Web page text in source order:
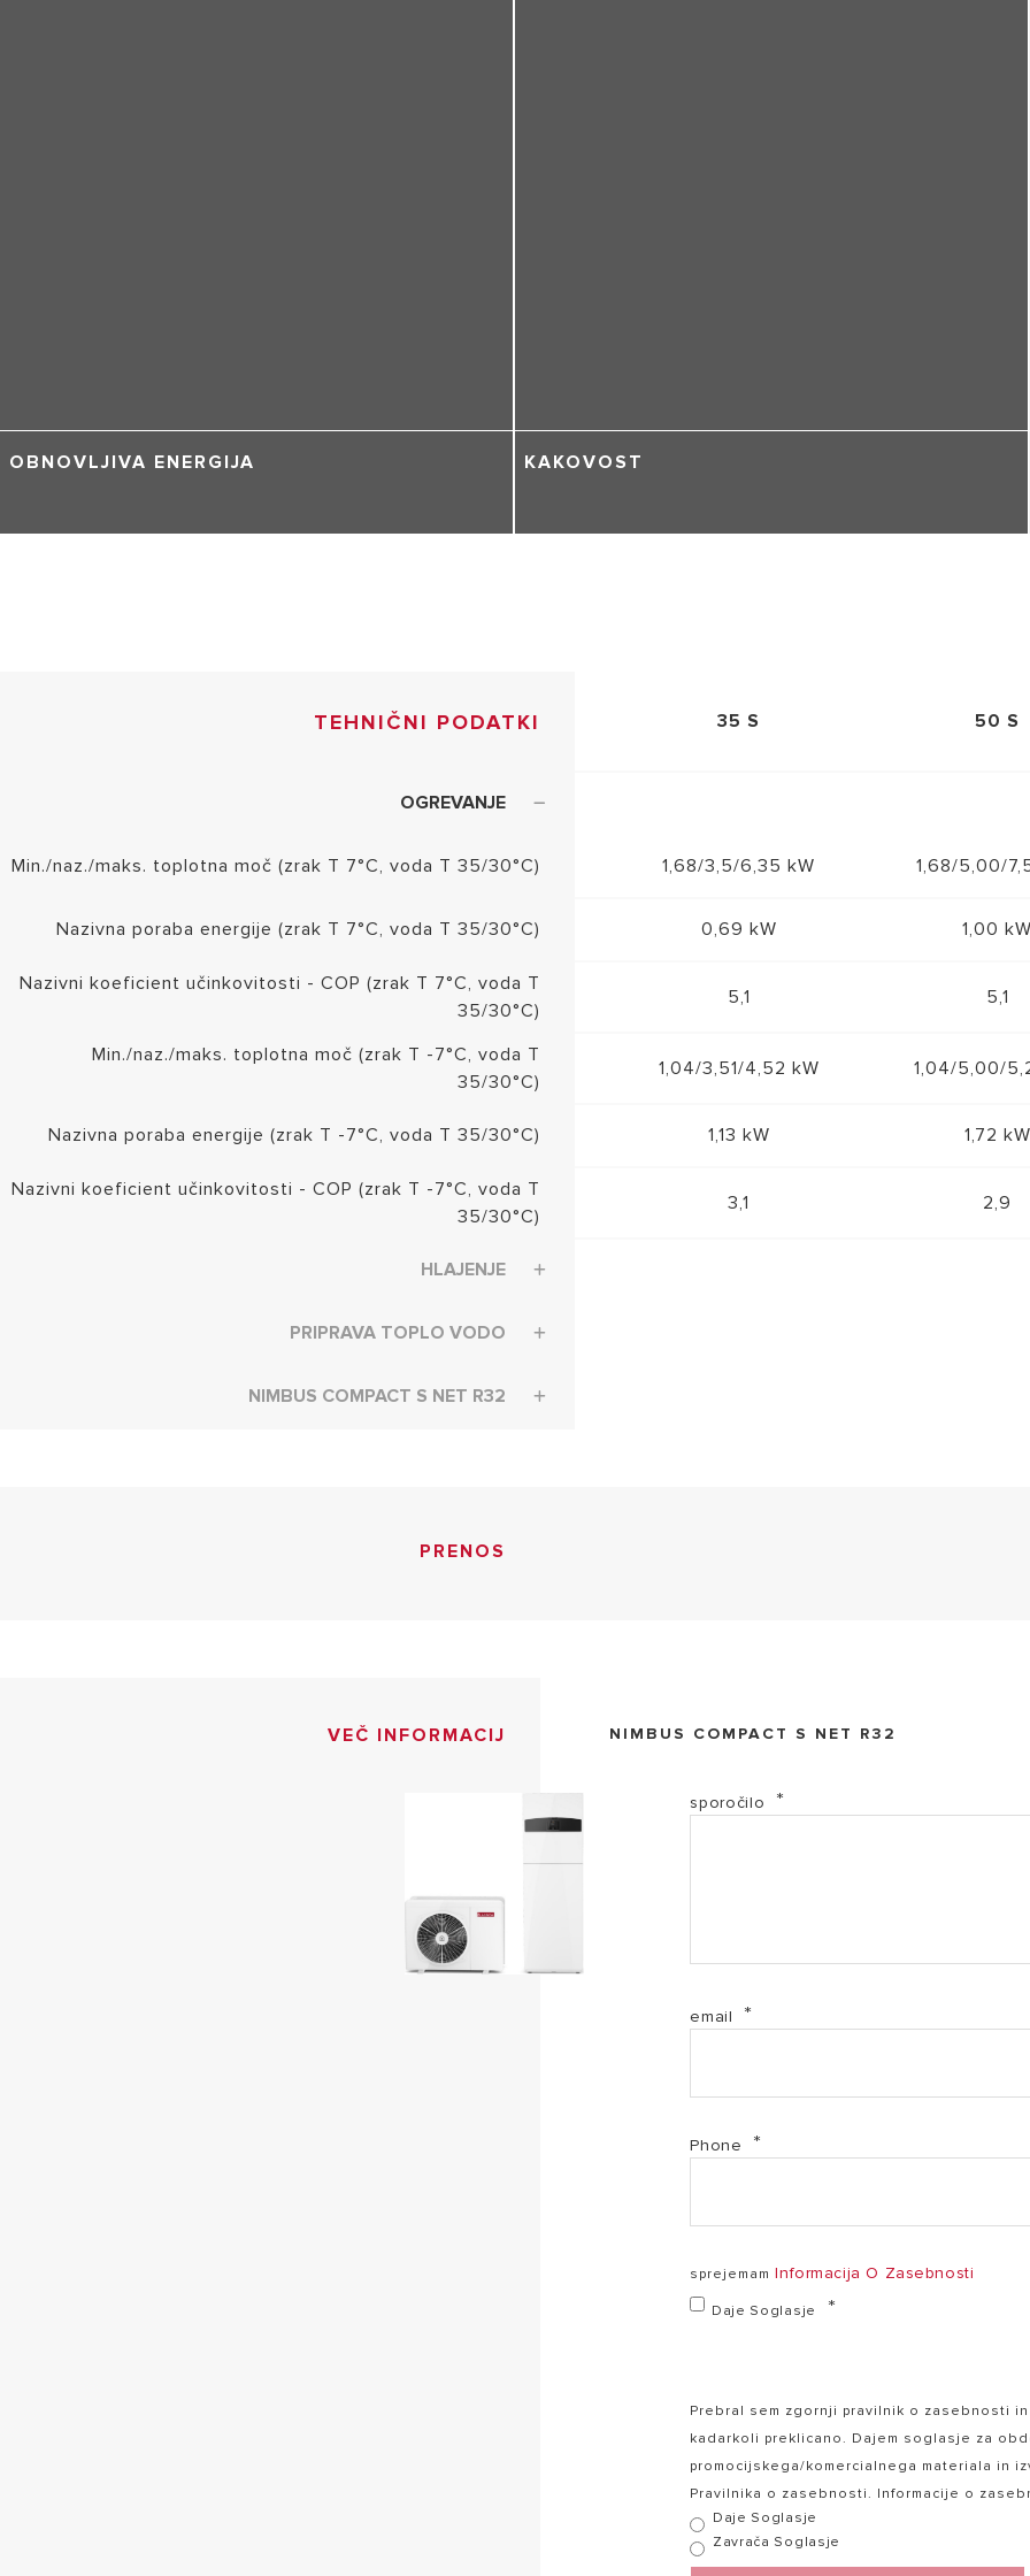
OBNOVLJIVA ENERGIJA KAKOVOST
TEHNIČNI PODATKI 35 S 50 S
OGREVANJE
Min./naz./maks. toplotna moč (zrak T 7°C, voda T 35/30°C) 1,68/3,5/6,35 kW 1,68/5,00/
Nazivna poraba energije (zrak T 7°C, voda T 35/30°C) 0,69 kW 1,00 kW
Nazivni koeficient učinkovitosti - COP (zrak T 7°C, voda T
35/30°C)
5,1 5,1
Min./naz./maks. toplotna moč (zrak T -7°C, voda T
35/30°C)
1,04/3,51/4,52 kW 1,04/5,00/
Nazivna poraba energije (zrak T -7°C, voda T 35/30°C) 1,13 kW 1,72 kW
Nazivni koeficient učinkovitosti - COP (zrak T -7°C, voda T
35/30°C)
3,1 2,9
HLAJENJE
PRIPRAVA TOPLO VODO
NIMBUS COMPACT S NET R32
PRENOS
EL-2017-3301896 (PDF, 140.68 kb)
EL-2017-3302226 (PDF, 140.59 kb)
NIMBUS COMPACT S NET R32_SL Pacman 4 (PDF,
_USER MANUAL_HR_SL_SR pacman 4 (PDF, 3.17 mb)
VEČ INFORMACIJ NIMBUS COMPACT S NET R32
sporočilo
email
Phone
sprejemamInformacija O Zasebnosti
Daje Soglasje
Prebral sem zgornji pravilnik o zasebnosti
kadarkoli preklicano. Dajem soglasje za
promocijskega/komercialnega materiala in
Pravilnika o zasebnosti. Informacije o
Daje Soglasje
Zavrača Soglasje